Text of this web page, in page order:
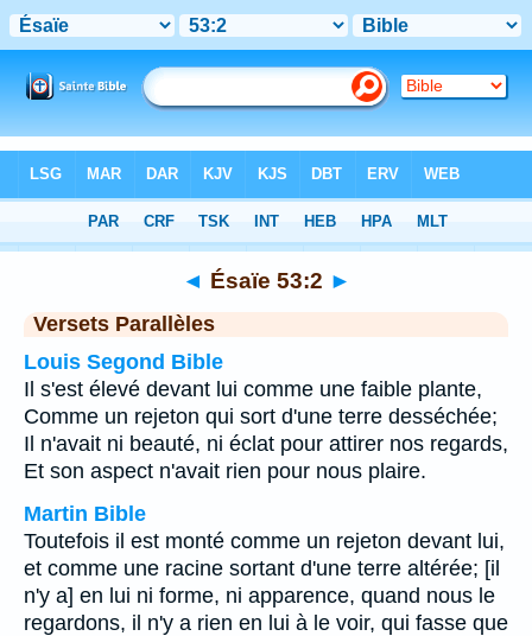
Chapitre 53> Verset 2
◄ Ésaïe 53:2 ►
Versets Parallèles
Louis Segond Bible
Il s'est élevé devant lui comme une faible plante,
Comme un rejeton qui sort d'une terre desséchée;
Il n'avait ni beauté, ni éclat pour attirer nos regards,
Et son aspect n'avait rien pour nous plaire.
Martin Bible
Toutefois il est monté comme un rejeton devant lui,
et comme une racine sortant d'une terre altérée; [il
n'y a] en lui ni forme, ni apparence, quand nous le
regardons, il n'y a rien en lui à le voir, qui fasse que